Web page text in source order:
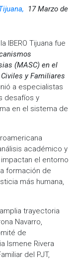
17 Marzo de
IBERO Tijuana fue
(MASC) en el
y Familiares
a especialistas
desafíos y
en el sistema de
académico y
el entorno
formación de
más humana,
trayectoria
Navarro,
de
Ismene Rivera
del PJT,